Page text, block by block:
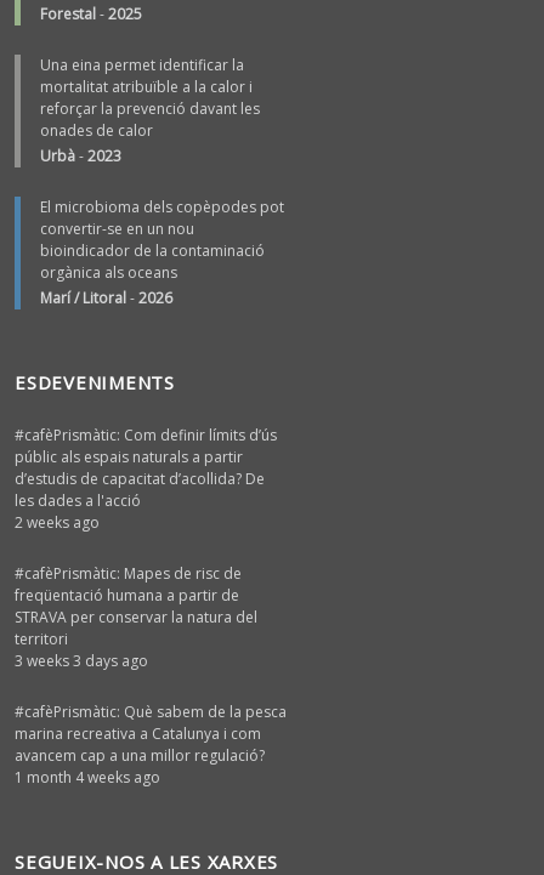
Forestal-2025
Una eina permet identificar la
mortalitat atribuïble a la calor i
reforçar la prevenció davant les
onades de calor
Urbà-2023
El microbioma dels copèpodes pot
convertir-se en un nou
bioindicador de la contaminació
orgànica als oceans
Marí / Litoral-2026
ESDEVENIMENTS
#cafèPrismàtic: Com definir límits d’ús
públic als espais naturals a partir
d’estudis de capacitat d’acollida? De
les dades a l'acció
2 weeks ago
#cafèPrismàtic: Mapes de risc de
freqüentació humana a partir de
STRAVA per conservar la natura del
territori
3 weeks 3 days ago
#cafèPrismàtic: Què sabem de la pesca
marina recreativa a Catalunya i com
avancem cap a una millor regulació?
1 month 4 weeks ago
SEGUEIX-NOS A LES XARXES